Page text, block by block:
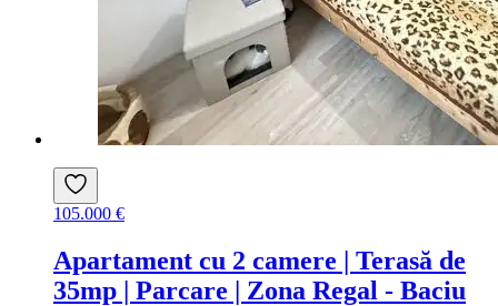
105.000 €
Apartament cu 2 camere | Terasă de
35mp | Parcare | Zona Regal - Baciu